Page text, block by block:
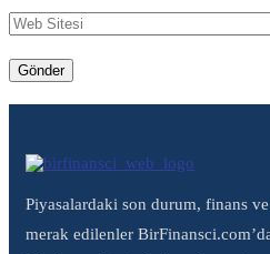
Piyasalardaki son durum, finans
merak edilenler